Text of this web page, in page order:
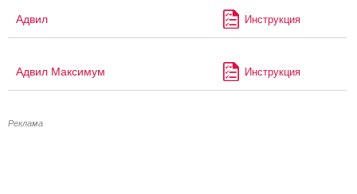
Адвил Инструкция
Адвил Максимум Инструкция
Реклама